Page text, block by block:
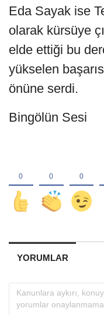
Eda Sayak ise
olarak kürsüye
elde ettiği bu
yükselen
önüne serdi.
Bingölün Sesi
YORUMLAR